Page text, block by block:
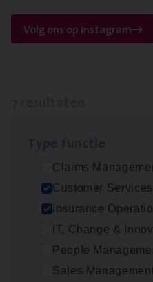
Volg ons op instagram
Claims
Customer Services
Insurance
IT, Change &
People
Sales
Dos­sier­be­heer­der
Insurance Operations
Antwerpen
Dos­sier­be­heer­der